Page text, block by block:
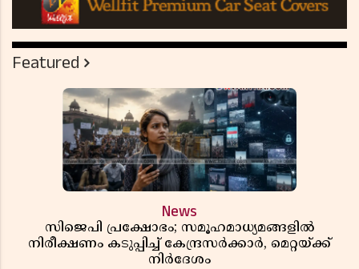
Featured
News
സിജെപി പ്രക്ഷോഭം; സമൂഹമാധ്യമങ്ങളിൽ
നിരീക്ഷണം കടുപ്പിച്ച് കേന്ദ്രസർക്കാർ, മെറ്റയ്ക്ക്
നിർദേശം